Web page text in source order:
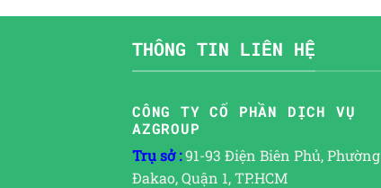
THÔNG TIN LIÊN HỆ
CÔNG TY CỔ PHẦN DỊCH VỤ
AZGROUP
Trụ sở :91-93 Điện Biên Phủ, Phường
Đakao, Quận 1, TP.HCM